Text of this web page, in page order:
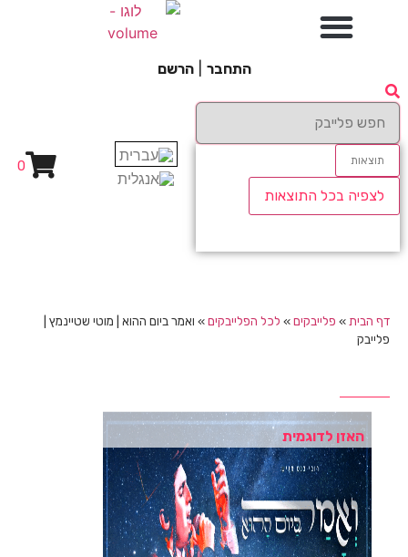
התחבר הרשם
תוצאות
לצפיה בכל התוצאות
0
דף הבית » פלייבקים» לכל הפלייבקים» ואמר ביום ההוא | מוטי שטיינמץ |
פלייבק
האזן לדוגמית